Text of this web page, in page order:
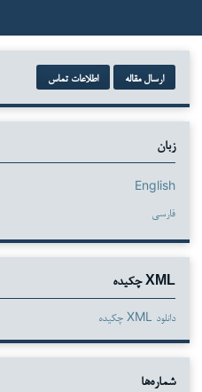
ارسال مقاله اطلاعات تماس
زبان
English
فارسی
XML چکیده
دانلود XML چکیده
شماره‌ها